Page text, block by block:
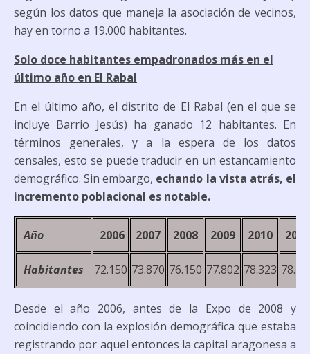
según los datos que maneja la asociación de vecinos,
hay en torno a 19.000 habitantes.
Solo doce habitantes empadronados más en el
último año en El Rabal
En el último año, el distrito de El Rabal (en el que se
incluye Barrio Jesús) ha ganado 12 habitantes. En
términos generales, y a la espera de los datos
censales, esto se puede traducir en un estancamiento
demográfico. Sin embargo, echando la vista atrás, el
incremento poblacional es notable.
Año 2006 2007 2008 2009 2010 2011
Habitantes 72.150 73.870 76.150 77.802 78.323
Desde el año 2006, antes de la Expo de 2008 y
coincidiendo con la explosión demográfica que estaba
registrando por aquel entonces la capital aragonesa a